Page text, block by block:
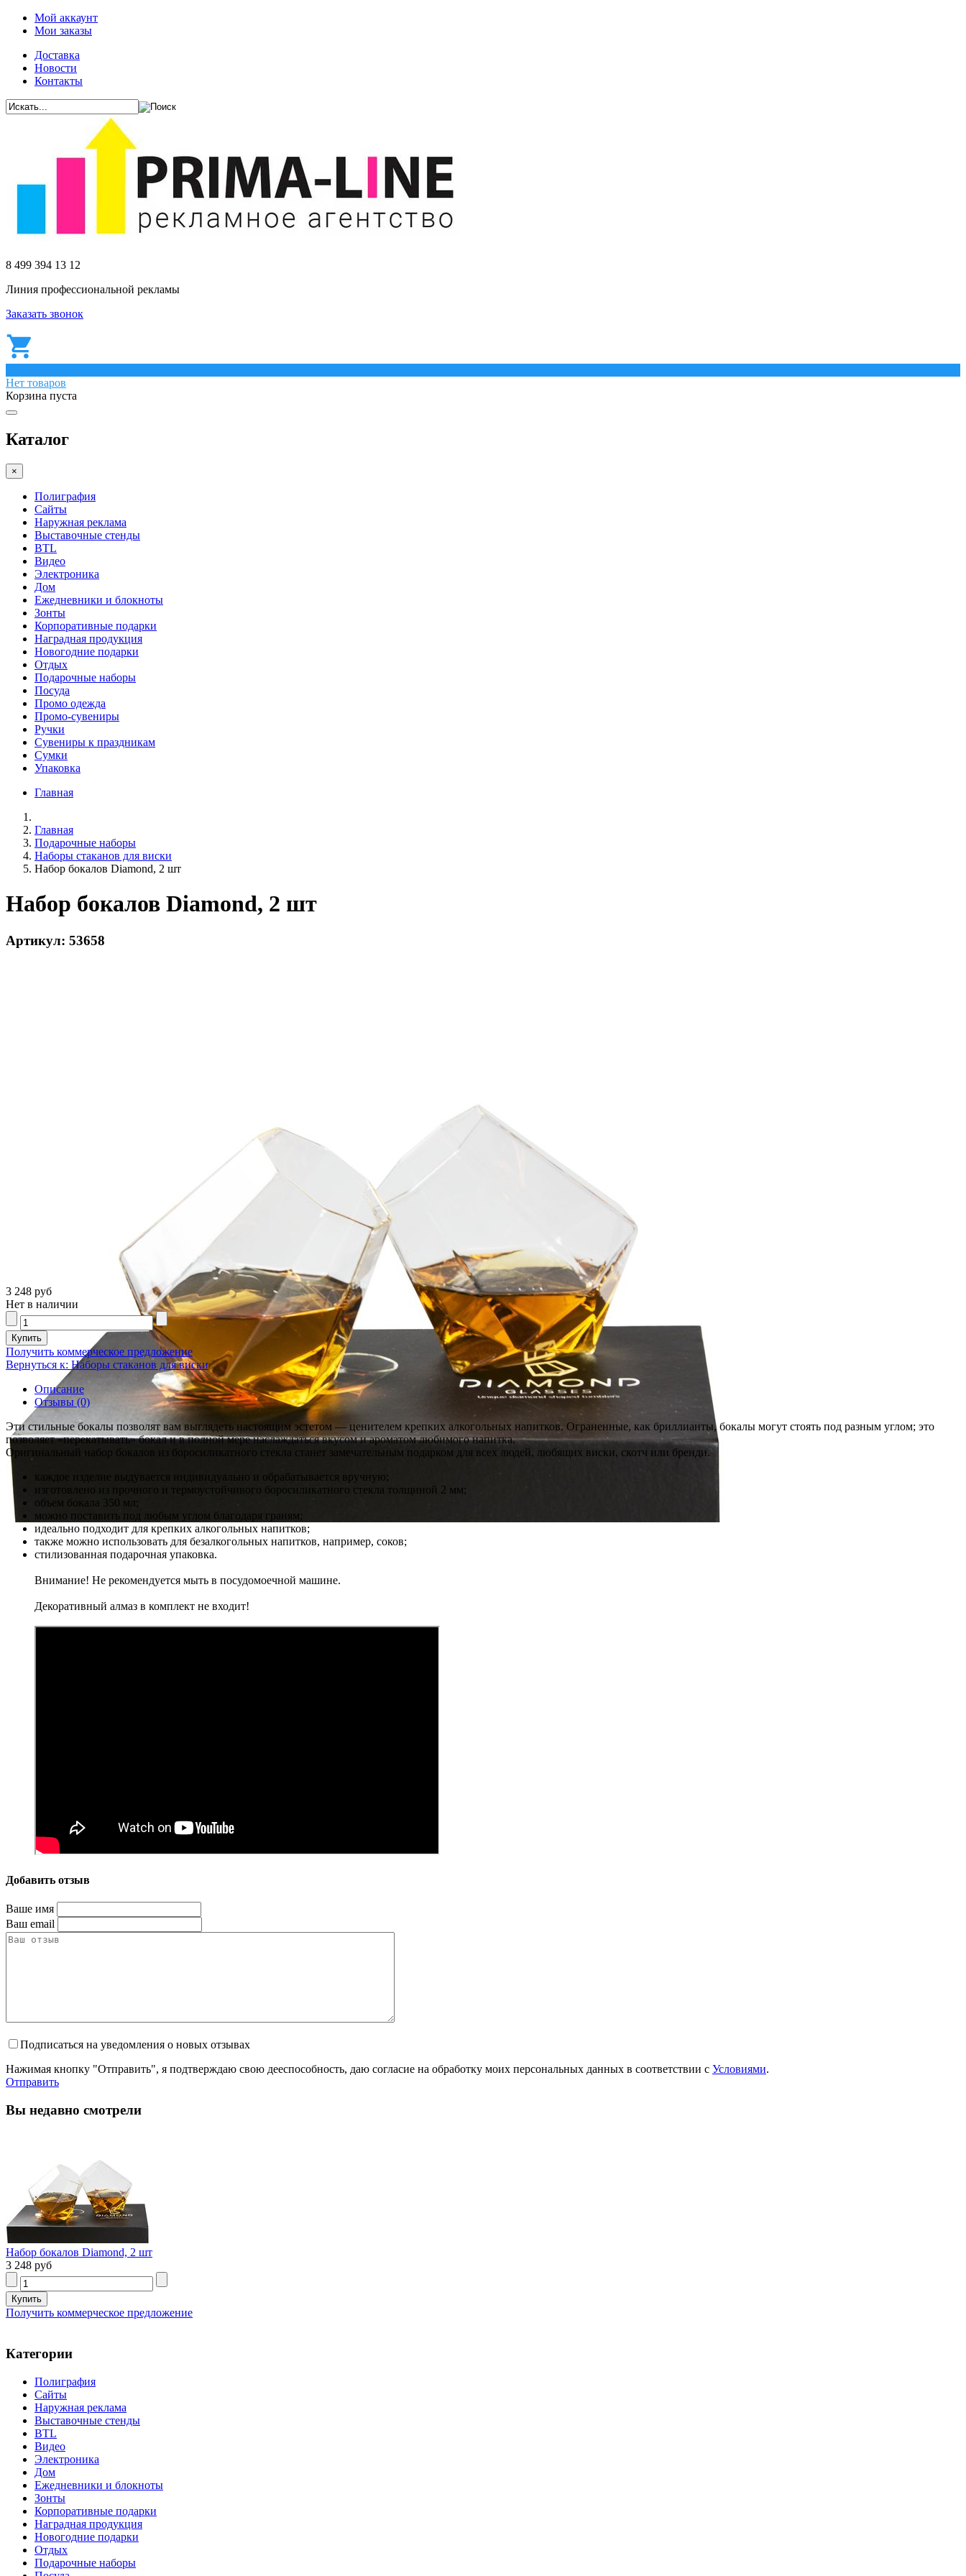
Мой аккаунт
Мои заказы
Доставка
Новости
Контакты
8 499 394 13 12
Линия профессиональной рекламы
Заказать звонок
Нет товаров
Корзина пуста
Каталог
×
Полиграфия
Сайты
Наружная реклама
Выставочные стенды
BTL
Видео
Электроника
Дом
Ежедневники и блокноты
Зонты
Корпоративные подарки
Наградная продукция
Новогодние подарки
Отдых
Подарочные наборы
Посуда
Промо одежда
Промо-сувениры
Ручки
Сувениры к праздникам
Сумки
Упаковка
Главная
Главная
Подарочные наборы
Наборы стаканов для виски
Набор бокалов Diamond, 2 шт
Набор бокалов Diamond, 2 шт
Артикул: 53658
3 248 руб
Нет в наличии
Получить коммерческое предложение
Вернуться к: Наборы стаканов для виски
Описание
Отзывы (0)
Эти стильные бокалы позволят вам выглядеть настоящим эстетом — ценителем крепких алкогольных напитков. Ограненные, как бриллианты, бокалы могут стоять под разным углом; это
позволяет «перекатывать» бокал и в полной мере наслаждаться вкусом и ароматом любимого напитка.
Оригинальный набор бокалов из боросиликатного стекла станет замечательным подарком для всех людей, любящих виски, скотч или бренди.
каждое изделие выдувается индивидуально и обрабатывается вручную;
изготовлено из прочного и термоустойчивого боросиликатного стекла толщиной 2 мм;
объем бокала 350 мл;
можно поставить под любым углом благодаря граням;
идеально подходит для крепких алкогольных напитков;
также можно использовать для безалкогольных напитков, например, соков;
стилизованная подарочная упаковка.
Внимание! Не рекомендуется мыть в посудомоечной машине.
Декоративный алмаз в комплект не входит!
Добавить отзыв
Ваше имя
Ваш email
Подписаться на уведомления о новых отзывах
Нажимая кнопку "Отправить", я подтверждаю свою дееспособность, даю согласие на обработку моих персональных данных в соответствии с Условиями.
Отправить
Вы недавно смотрели
Набор бокалов Diamond, 2 шт
3 248 руб
Получить коммерческое предложение
Категории
Полиграфия
Сайты
Наружная реклама
Выставочные стенды
BTL
Видео
Электроника
Дом
Ежедневники и блокноты
Зонты
Корпоративные подарки
Наградная продукция
Новогодние подарки
Отдых
Подарочные наборы